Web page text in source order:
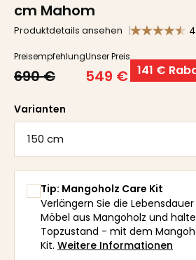
cm Mahom
Produktdetails ansehen
Preisempfehlung
690 €
Unser Preis
549 € 141 €
Varianten
150 cm
Tip: Mangoholz Care Kit
Verlängern Sie die
Möbel aus Mangoholz und
Topzustand - mit dem
Kit. Weitere Informationen